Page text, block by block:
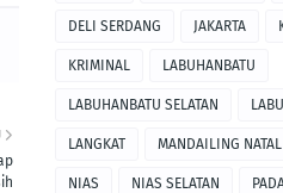
DELI SERDANG JAKARTA
KRIMINAL LABUHANBATU
LABUHANBATU SELATAN
LANGKAT MANDAILING NATAL
NIAS NIAS SELATAN